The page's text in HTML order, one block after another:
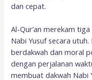
dan cepat.
Al-Qur’an merekam
Nabi Yusuf secara
berdakwah dan moral
dengan perjalanan
membuat dakwah Nabi